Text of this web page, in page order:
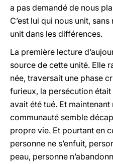
a pas demandé de nous
C’est lui qui nous unit,
unit dans les différences.
La première lecture
source de cette unité. Elle
née, traversait une phase
furieux, la persécution
avait été tué. Et
communauté semble
propre vie. Et pourtant en
personne ne s’enfuit,
peau, personne